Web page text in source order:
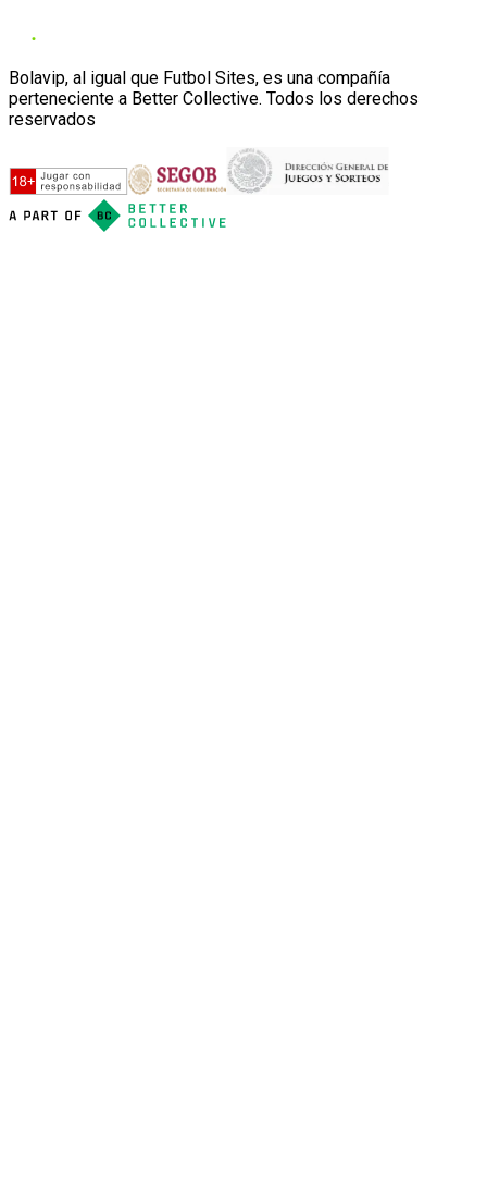
Bolavip, al igual que Futbol Sites, es una compañía
perteneciente a Better Collective. Todos los derechos
reservados